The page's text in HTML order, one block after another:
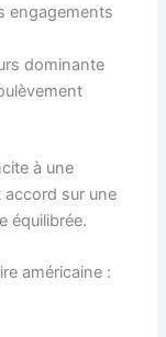
engagements
dominante
à une
accord sur une
équilibrée.
américaine :